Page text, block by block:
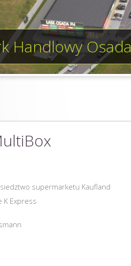
Handlowy Osada
supermarketu Kaufland
K Express